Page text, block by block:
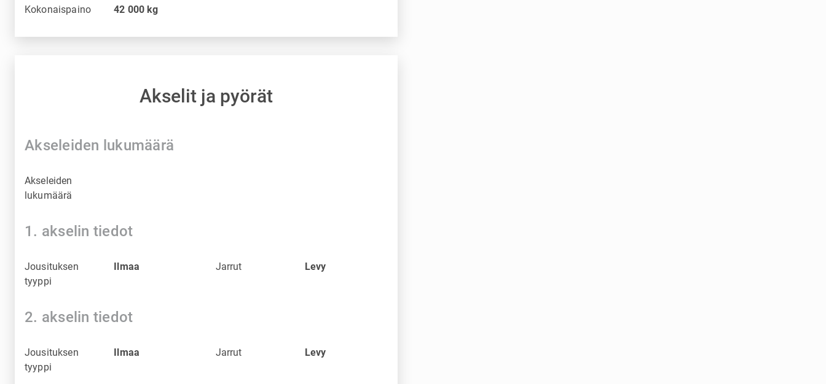
Kokonaispaino 42 000 kg
Akselit ja pyörät
Akseleiden lukumäärä
Akseleiden
lukumäärä
1. akselin tiedot
Jousituksen
tyyppi
Ilmaa Jarrut Levy
2. akselin tiedot
Jousituksen
tyyppi
Ilmaa Jarrut Levy